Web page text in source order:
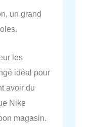
un grand
les
idéal pour
avoir du
Nike
magasin.